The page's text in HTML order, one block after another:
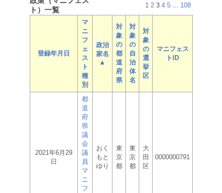
ト）一覧
1 2 3 4 5 ... 108
登録年月日
マ
ニ
フ
ェ
ス
ト
種
別
政治
家名
▲
対
象
の
都
道
府
県
対
象
の
自
治
体
名
対
象
の
選
挙
区
マニフェス
トID
2021年6月29
日
都
道
府
県
議
会
議
員
マ
ニ
フ
おく
もと
ゆり
東
京
都
東
京
都
大
田
区
0000000791